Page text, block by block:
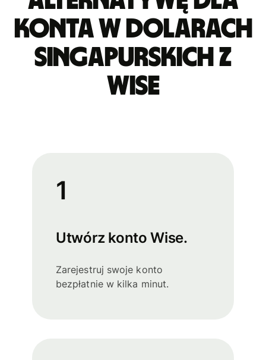
konta w dolarach
singapurskich z
Wise
1
Utwórz konto Wise.
Zarejestruj swoje konto
bezpłatnie w kilka minut.